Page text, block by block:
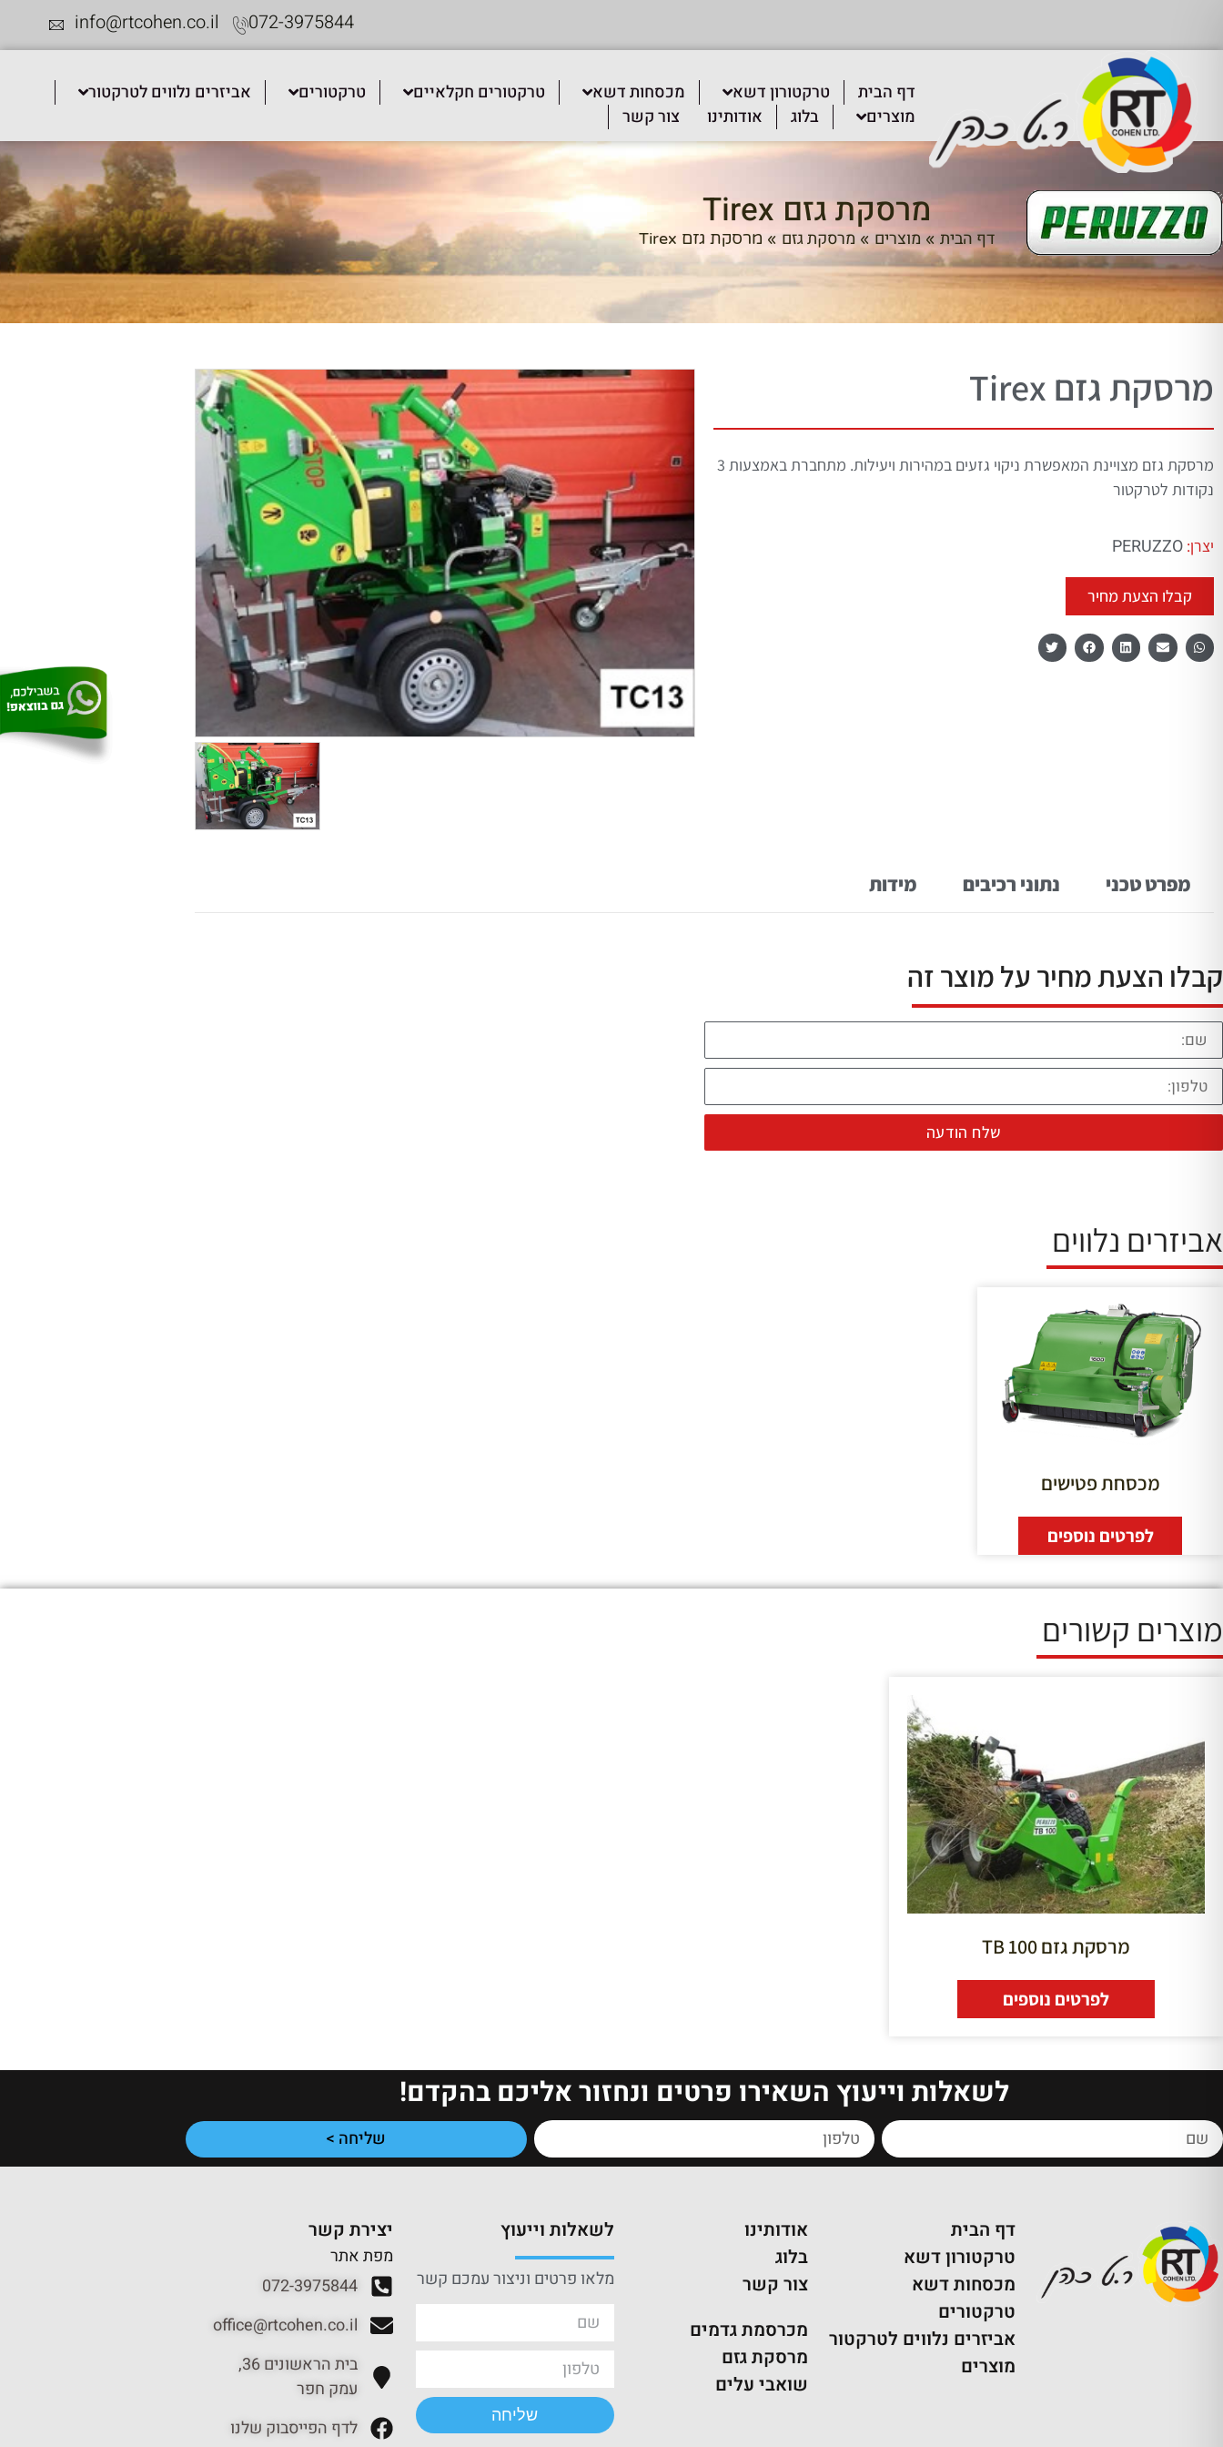
072-3975844
info@rtcohen.co.il
דף הבית טרקטורון דשא מכסחות דשא טרקטורים חקלאיים טרקטורים
אביזרים נלווים לטרקטור
מוצרים
בלוג אודותינו צור קשר
מרסקת גזם Tirex
דף הבית» מוצרים » מרסקת גזם » מרסקת גזם Tirex
מרסקת גזם Tirex
מרסקת גזם מצויינת המאפשרת ניקוי גזעים במהירות ויעילות. מתחברת באמצעות 3
נקודות לטרקטור
יצרן: PERUZZO
קבלו הצעת מחיר
מפרט טכני נתוני רכיבים מידות
קבלו הצעת מחיר על מוצר זה
שלח הודעה
אביזרים נלווים
מכסחת פטישים
לפרטים נוספים
מוצרים קשורים
מרסקת גזם TB 100
לפרטים נוספים
לשאלות וייעוץ השאירו פרטים ונחזור אליכם בהקדם!
שליחה >
דף הבית
טרקטורון דשא
מכסחות דשא
טרקטורים
אביזרים נלווים לטרקטור
מוצרים
אודותינו
בלוג
צור קשר
מכרסמת גדמים
מרסקת גזם
שואבי עלים
לשאלות וייעוץ
מלאו פרטים וניצור עמכם קשר
שליחה
יצירת קשר
מפת אתר
072-3975844
office@rtcohen.co.il
בית הראשונים 36,
עמק חפר
לדף הפייסבוק שלנו